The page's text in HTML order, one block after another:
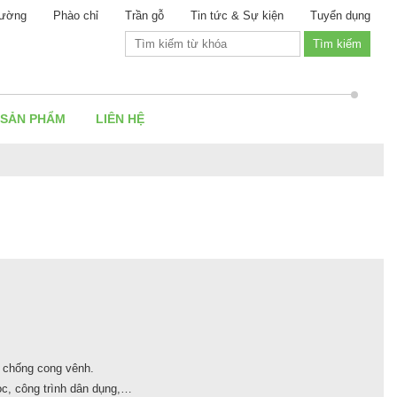
Phào chỉ Trần gỗ Tin tức & Sự kiện Tuyển dụng
PHẨM LIÊN HỆ
cong vênh.
công trình dân dụng,…